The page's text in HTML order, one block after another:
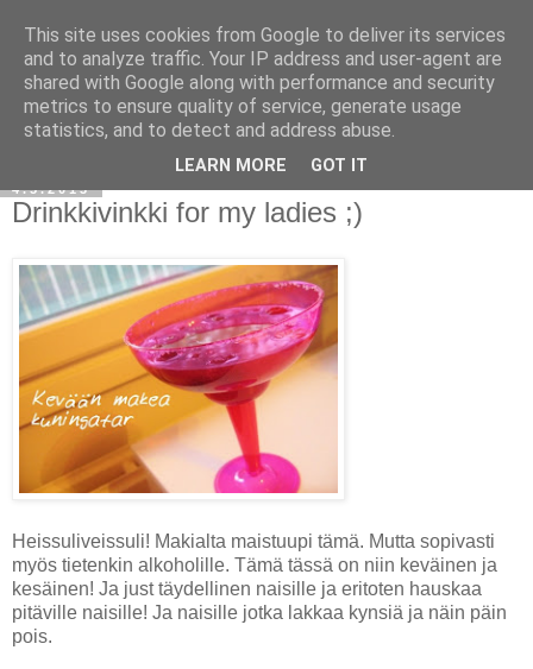
4.5.2013
Drinkkivinkki for my ladies ;)
Heissuliveissuli! Makialta maistuupi tämä. Mutta sopivasti
myös tietenkin alkoholille. Tämä tässä on niin keväinen ja
kesäinen! Ja just täydellinen naisille ja eritoten hauskaa
pitäville naisille! Ja naisille jotka lakkaa kynsiä ja näin päin
pois.
This site uses cookies from Google to deliver its services
and to analyze traffic. Your IP address and user-agent are
shared with Google along with performance and security
metrics to ensure quality of service, generate usage
statistics, and to detect and address abuse.
LEARN MORE GOT IT